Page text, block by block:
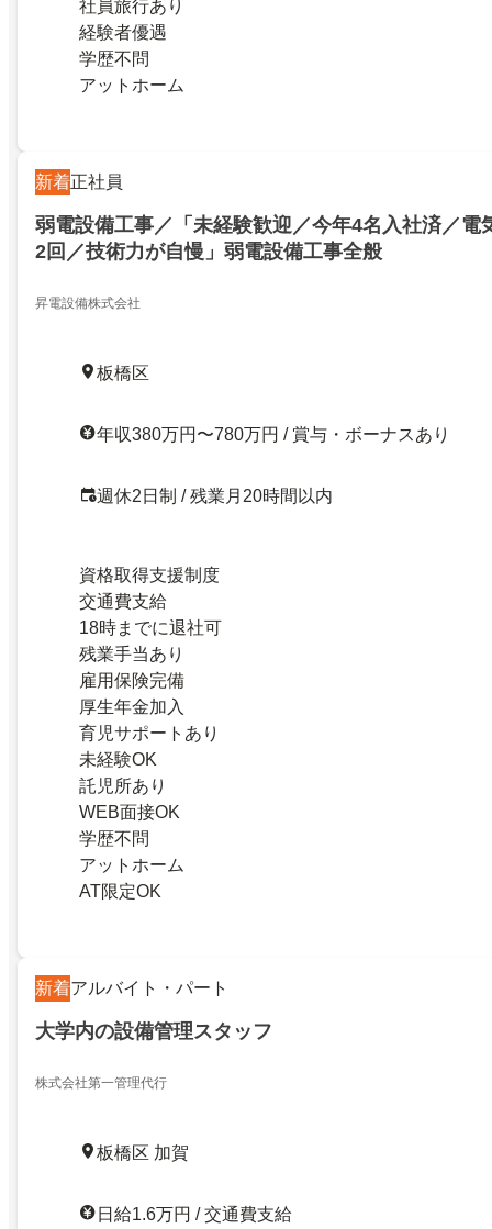
社員旅行あり
経験者優遇
学歴不問
アットホーム
新着正社員
弱電設備工事／「未経験歓迎／今年4名入社済／電
2回️／技術力が自慢」弱電設備工事全般
昇電設備株式会社
板橋区
年収380万円〜780万円 / 賞与・ボーナスあり
週休2日制 / 残業月20時間以内
資格取得支援制度
交通費支給
18時までに退社可
残業手当あり
雇用保険完備
厚生年金加入
育児サポートあり
未経験OK
託児所あり
WEB面接OK
学歴不問
アットホーム
AT限定OK
新着アルバイト・パート
大学内の設備管理スタッフ
株式会社第一管理代行
板橋区 加賀
日給1.6万円 / 交通費支給